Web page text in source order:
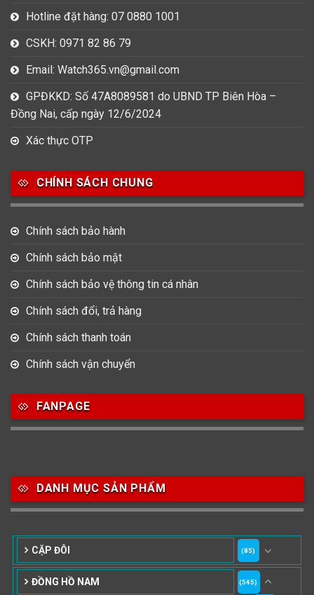
Hotline đặt hàng: 07 0880 1001
CSKH: 0971 82 86 79
Email: Watch365.vn@gmail.com
GPĐKKD: Số 47A8089581 do UBND TP Biên Hòa –
Đồng Nai, cấp ngày 12/6/2024
Xác thực OTP
CHÍNH SÁCH CHUNG
Chính sách bảo hành
Chính sách bảo mật
Chính sách bảo vệ thông tin cá nhân
Chính sách đổi, trả hàng
Chính sách thanh toán
Chính sách vận chuyển
FANPAGE
DANH MỤC SẢN PHẨM
CẶP ĐÔI (85)
ĐỒNG HỒ NAM (545)